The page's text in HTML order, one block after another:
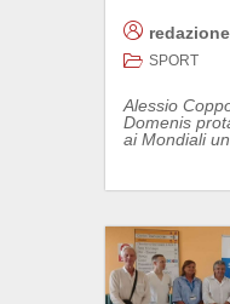
redazione
SPORT
Alessio
Domenis
ai Mondiali